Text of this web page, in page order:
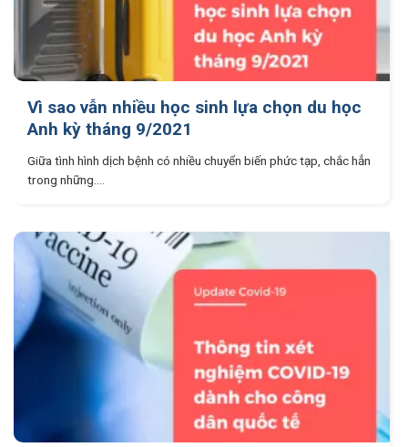
Vì sao vẫn nhiều học sinh lựa chọn du học
Anh kỳ tháng 9/2021
Giữa tình hình dịch bệnh có nhiều chuyển biến phức tạp, chắc hẳn
trong những....